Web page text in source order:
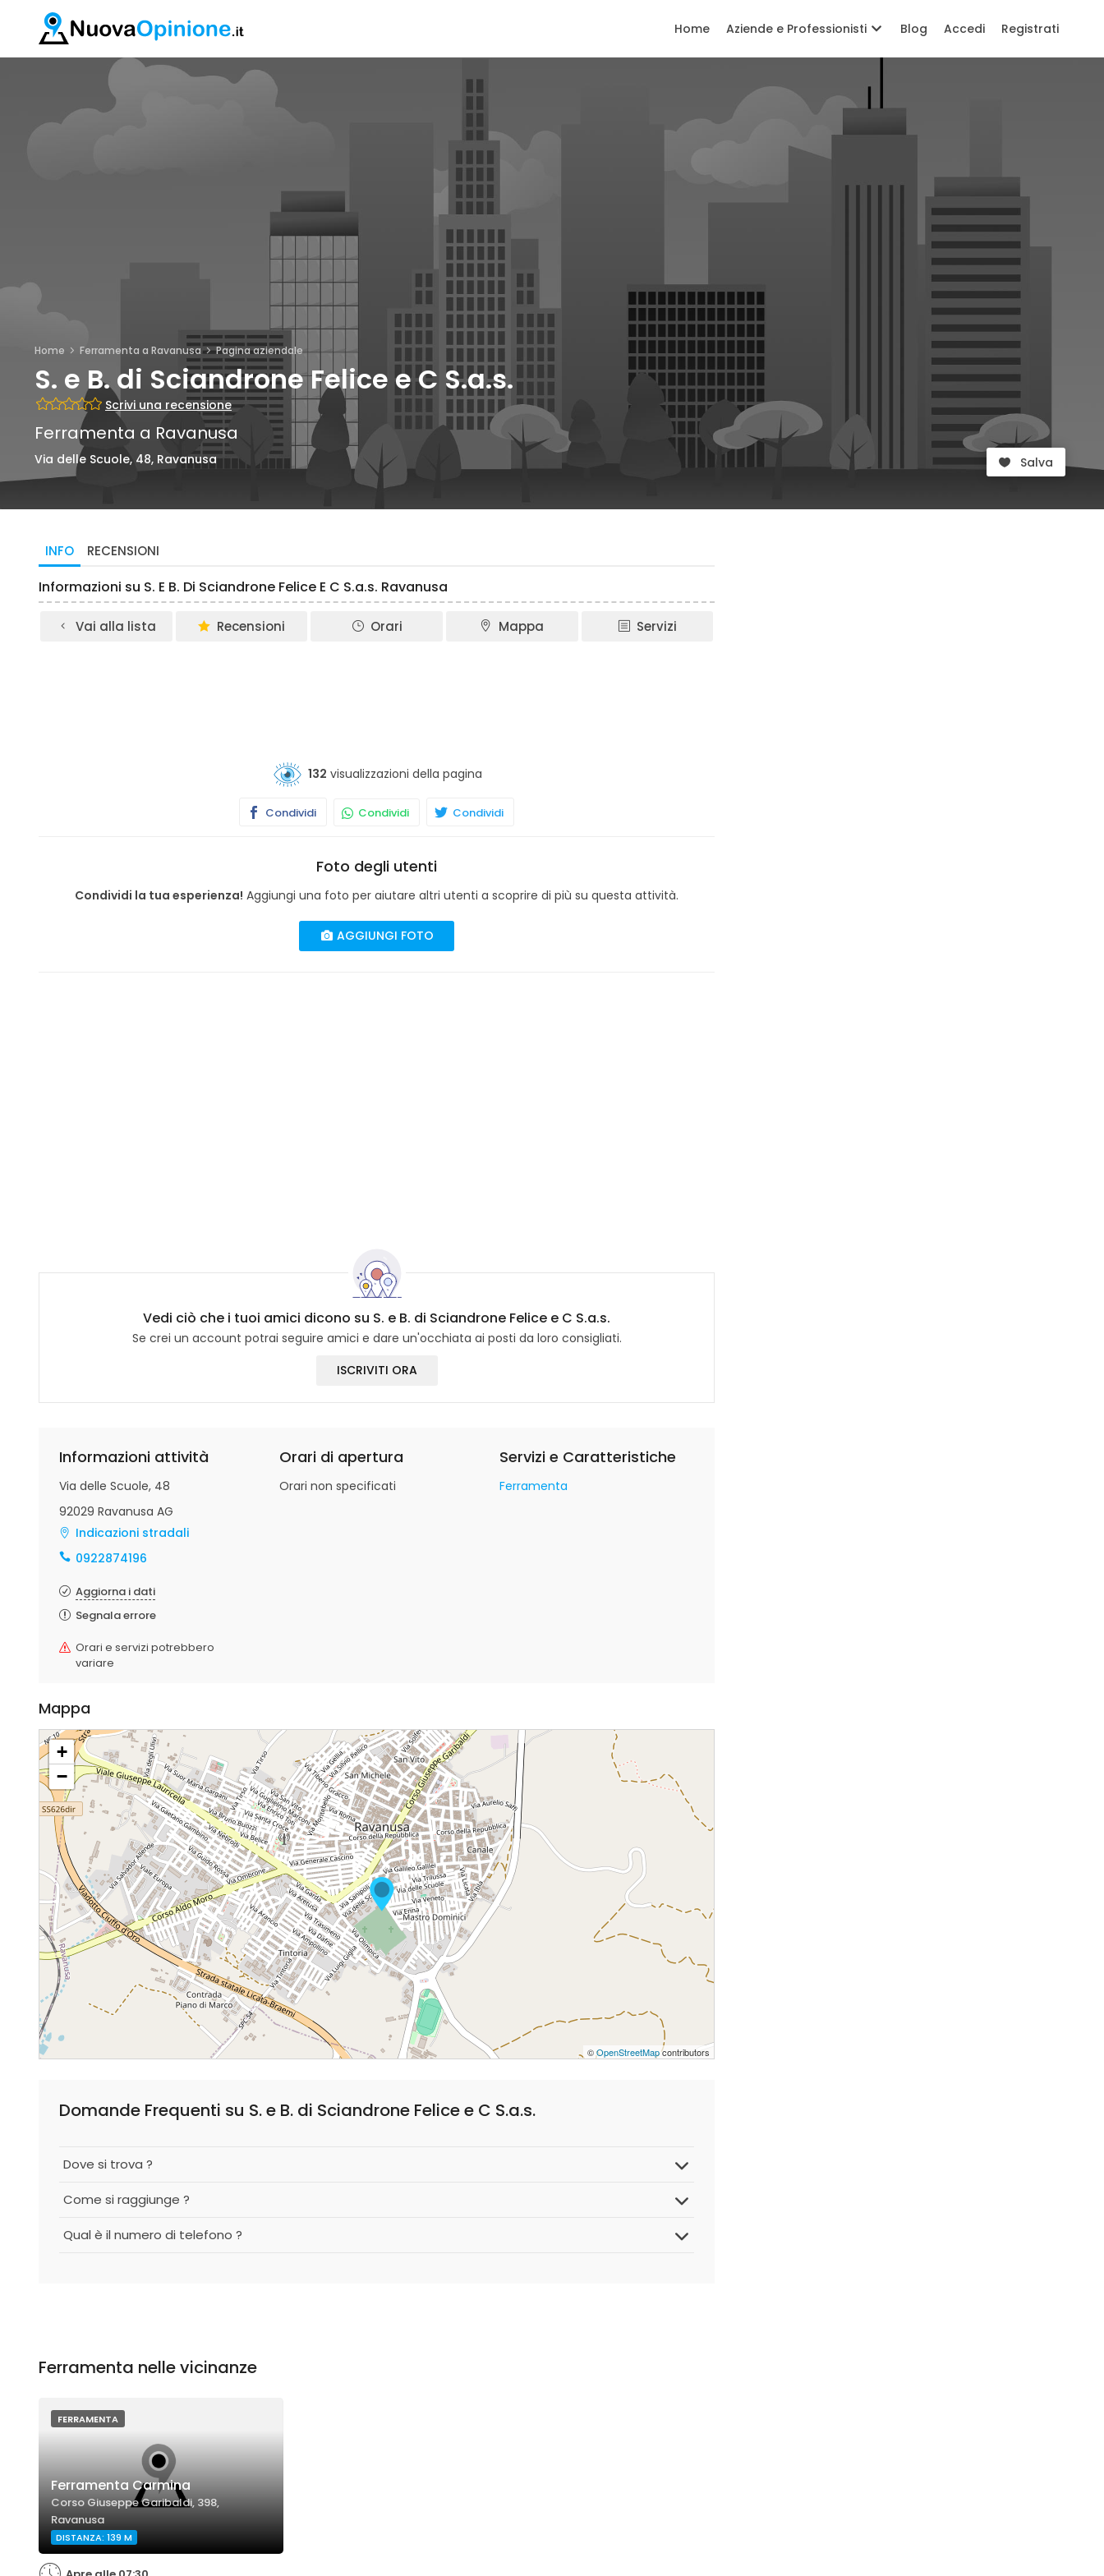
Home Aziende e Professionisti Blog Accedi Registrati
Home Ferramenta a Ravanusa Pagina aziendale
S. e B. di Sciandrone Felice e C S.a.s.
Scrivi una recensione
Ferramenta a Ravanusa
Via delle Scuole, 48, Ravanusa Salva
INFO RECENSIONI
Informazioni su S. E B. Di Sciandrone Felice E C S.a.s. Ravanusa
Vai alla lista Recensioni Orari Mappa Servizi
132 visualizzazioni della pagina
Condividi Condividi Condividi
Foto degli utenti
Condividi la tua esperienza! Aggiungi una foto per aiutare altri utenti a scoprire di più su questa attività.
AGGIUNGI FOTO
Vedi ciò che i tuoi amici dicono su S. e B. di Sciandrone Felice e C S.a.s.
Se crei un account potrai seguire amici e dare un'occhiata ai posti da loro consigliati.
ISCRIVITI ORA
Informazioni attività
Via delle Scuole, 48
92029 Ravanusa AG
Indicazioni stradali
0922874196
Aggiorna i dati
Segnala errore
Orari e servizi potrebbero
variare
Orari di apertura
Orari non specificati
Servizi e Caratteristiche
Ferramenta
Mappa
+
−
©OpenStreetMapcontributors
Domande Frequenti su S. e B. di Sciandrone Felice e C S.a.s.
Dove si trova ?
Come si raggiunge ?
Qual è il numero di telefono ?
Ferramenta nelle vicinanze
FERRAMENTA
Ferramenta Carmina
Corso Giuseppe Garibaldi, 398,
Ravanusa
DISTANZA: 139 M